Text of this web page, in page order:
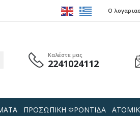
Ο
Καλέστε μας
2241024112
ΠΡΟΣΩΠΙΚΗ ΦΡΟΝΤΙΔΑ